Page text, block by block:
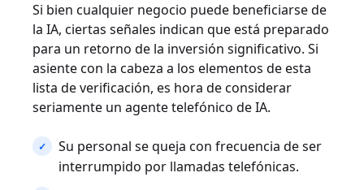
Si bien cualquier negocio puede beneficiarse de
la IA, ciertas señales indican que está preparado
para un retorno de la inversión significativo. Si
asiente con la cabeza a los elementos de esta
lista de verificación, es hora de considerar
seriamente un agente telefónico de IA.
Su personal se queja con frecuencia de ser
interrumpido por llamadas telefónicas.